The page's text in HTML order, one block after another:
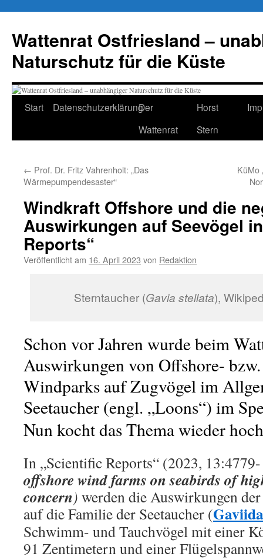
springen
Wattenrat Ostfriesland –
Naturschutz für die Küste
Start DatenschutzerklärungDer
Wattenrat
Horst
Stern
← Prof. Dr. Fritz Vahrenholt: „Das
Wärmepumpendesaster“
KüMo
Windkraft Offshore und die
Auswirkungen auf Seevögel
Reports“
Veröffentlicht am 16. April 2023 von Redaktion
Sterntaucher (Gavia stellata),
Schon vor Jahren wurde beim
Auswirkungen von Offshore-
Windparks auf Zugvögel im
Seetaucher (engl. „Loons“) im
Nun kocht das Thema wieder
In „Scientific Reports“ (2023,
offshore wind farms on seabirds of
concern) werden die Auswirkungen
auf die Familie der Seetaucher (
Schwimm- und Tauchvögel mit einer
91 Zentimetern und einer